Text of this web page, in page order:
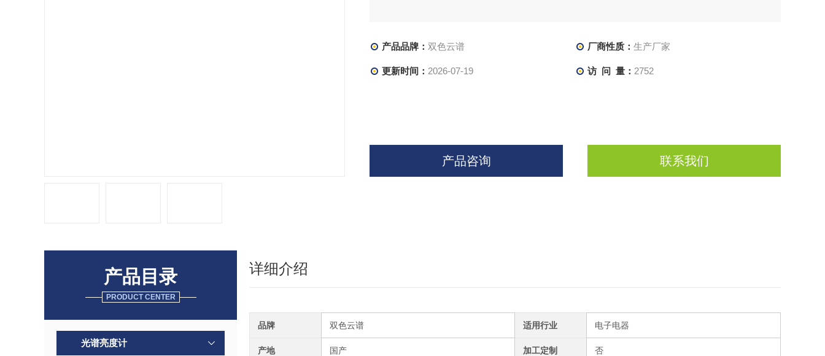
产品品牌： 双色云谱 厂商性质： 生产厂家
更新时间： 2026-07-19 访 问 量： 2752
产品咨询 联系我们
产品目录
PRODUCT CENTER
光谱亮度计
详细介绍
品牌 双色云谱 适用行业 电子电器
产地 国产 加工定制 否